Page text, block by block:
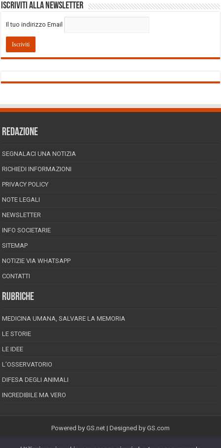
Iscriviti alla Newsletter
Il tuo indirizzo Email
REDAZIONE
SEGNALACI UNA NOTIZIA
RICHIEDI INFORMAZIONI
PRIVACY POLICY
NOTE LEGALI
NEWSLETTER
INFO SOCIETARIE
SITEMAP
NOTIZIE VIA WHATSAPP
CONTATTI
RUBRICHE
MEDICINA UMANA, SALVARE LA MEMORIA
LE STORIE
LE IDEE
L’OSSERVATORIO
DIFESA DEGLI ANIMALI
INCREDIBILE MA VERO
Powered by GS.net | Designed by GS.com